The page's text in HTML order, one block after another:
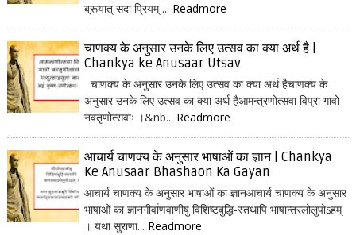
ब्रूयात् सदा प्रियम् ... Readmore
चाणक्य के अनुसार उनके लिए उत्सव का क्या अर्थ है |
Chankya ke Anusaar Utsav
चाणक्य के अनुसार उनके लिए उत्सव का क्या अर्थ हैचाणक्य के
अनुसार उनके लिए उत्सव का क्या अर्थ हैआमन्त्रणोत्सवा विप्रा गावो
नवतृणोत्सवाः ।&nb... Readmore
आचार्य चाणक्य के अनुसार भाषाओं का ज्ञान | Chankya
Ke Anusaar Bhashaon Ka Gayan
आचार्य चाणक्य के अनुसार भाषाओं का ज्ञानआचार्य चाणक्य के अनुसार
भाषाओं का ज्ञानगीर्वाणवाणीषु विशिष्टबुद्धि-स्तथापि भाषान्तरलोलुपोऽहम्
। यथा सुराणा... Readmore